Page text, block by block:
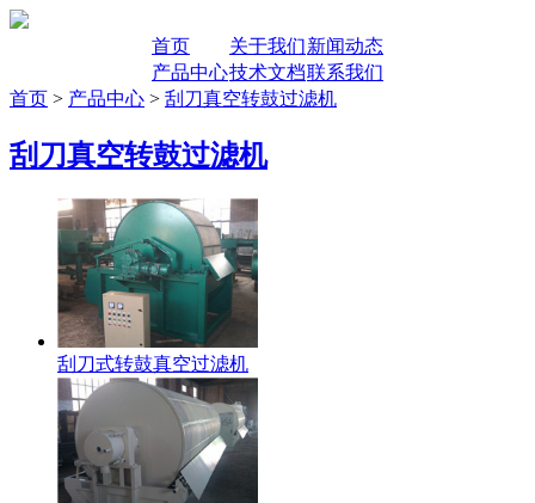
首页 关于我们新闻动态
产品中心技术文档联系我们
首页 > 产品中心 > 刮刀真空转鼓过滤机
刮刀真空转鼓过滤机
刮刀式转鼓真空过滤机